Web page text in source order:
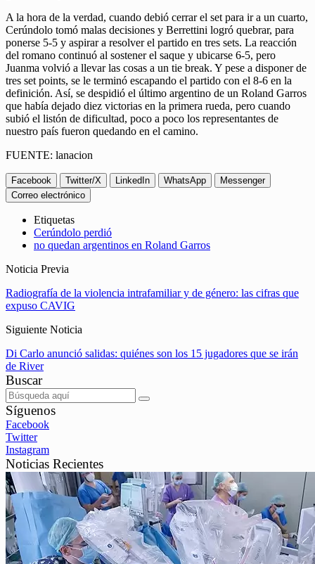
A la hora de la verdad, cuando debió cerrar el set para ir a un cuarto,
Cerúndolo tomó malas decisiones y Berrettini logró quebrar, para
ponerse 5-5 y aspirar a resolver el partido en tres sets. La reacción
del romano continuó al sostener el saque y ubicarse 6-5, pero
Juanma volvió a llevar las cosas a un tie break. Y pese a disponer de
tres set points, se le terminó escapando el partido con el 8-6 en la
definición. Así, se despidió el último argentino de un Roland Garros
que había dejado diez victorias en la primera rueda, pero cuando
subió el listón de dificultad, poco a poco los representantes de
nuestro país fueron quedando en el camino.
FUENTE: lanacion
Facebook Twitter/X LinkedIn WhatsApp
Messenger
Correo electrónico
Etiquetas
Cerúndolo perdió
no quedan argentinos en Roland Garros
Noticia Previa
Radiografía de la violencia intrafamiliar y de género: las cifras que
expuso CAVIG
Siguiente Noticia
Di Carlo anunció salidas: quiénes son los 15 jugadores que se irán
de River
Buscar
Síguenos
Facebook
Twitter
Instagram
Noticias Recientes